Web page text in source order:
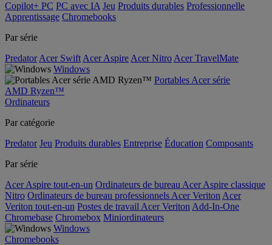
Copilot+ PC PC avec IA Jeu Produits durables Professionnelle
Apprentissage Chromebooks
Par série
Predator Acer Swift Acer Aspire Acer Nitro Acer TravelMate
Windows
Portables Acer série
AMD Ryzen™
Ordinateurs
Par catégorie
Predator Jeu Produits durables Entreprise Éducation Composants
Par série
Acer Aspire tout-en-un Ordinateurs de bureau Acer Aspire classique
Nitro Ordinateurs de bureau professionnels Acer Veriton Acer
Veriton tout-en-un Postes de travail Acer Veriton Add-In-One
Chromebase Chromebox Miniordinateurs
Windows
Chromebooks